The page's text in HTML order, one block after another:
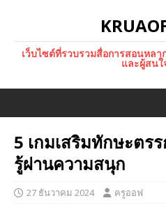
เว็บไซต์ที่รวบรวมสื่อการสอนหล
และผู้สนใ
5 เกมเสริมทักษะตร
รู้ผ่านความสนุก
27 ธันวาคม 2024 ครูออฟ